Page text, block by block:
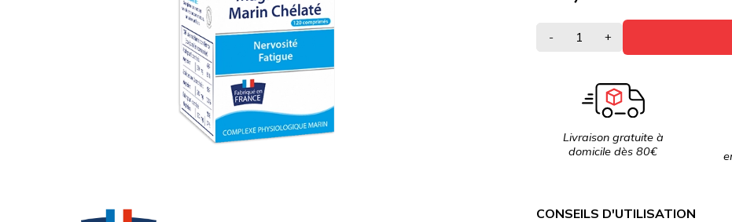
- +
Livraison gratuite à
domicile dès 80€
CONSEILS D'UTILISATION